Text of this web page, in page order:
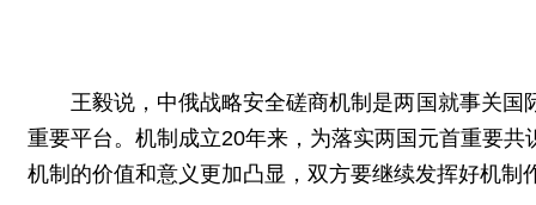
王毅说，中俄战略安全磋商机制是两国就事关
重要平台。机制成立20年来，为落实两国元首重要
机制的价值和意义更加凸显，双方要继续发挥好机